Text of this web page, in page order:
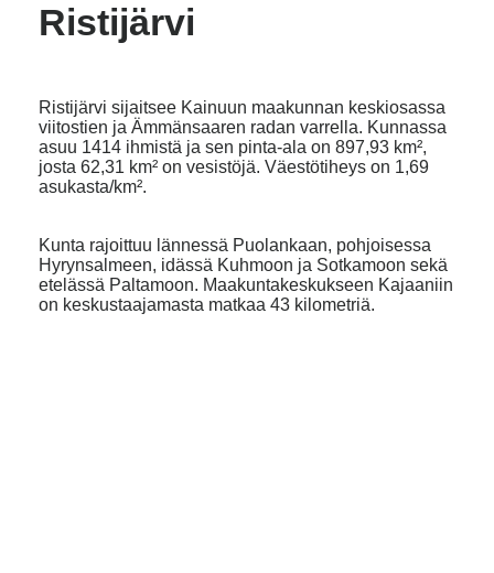
Ristijärvi
Ristijärvi sijaitsee Kainuun maakunnan keskiosassa
viitostien ja Ämmänsaaren radan varrella. Kunnassa
asuu 1414 ihmistä ja sen pinta-ala on 897,93 km²,
josta 62,31 km² on vesistöjä. Väestötiheys on 1,69
asukasta/km².
Kunta rajoittuu lännessä Puolankaan, pohjoisessa
Hyrynsalmeen, idässä Kuhmoon ja Sotkamoon sekä
etelässä Paltamoon. Maakuntakeskukseen Kajaaniin
on keskustaajamasta matkaa 43 kilometriä.